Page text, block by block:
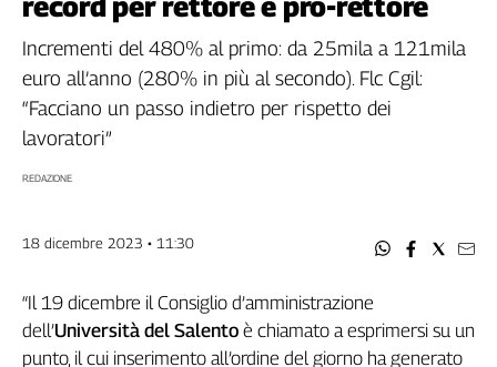
Filcams
Filctem
Fillea
Filt
Fiom
Flai
Fp
Slc
Spi
Inca
record per rettore e pro-rettore
Incrementi del 480% al primo: da 25mila a 121mila
euro all’anno (280% in più al secondo). Flc Cgil:
“Facciano un passo indietro per rispetto dei
lavoratori”
REDAZIONE
18 dicembre 2023 • 11:30
“Il 19 dicembre il Consiglio d’amministrazione
dell’Università del Salento è chiamato a esprimersi su un
punto, il cui inserimento all’ordine del giorno ha generato